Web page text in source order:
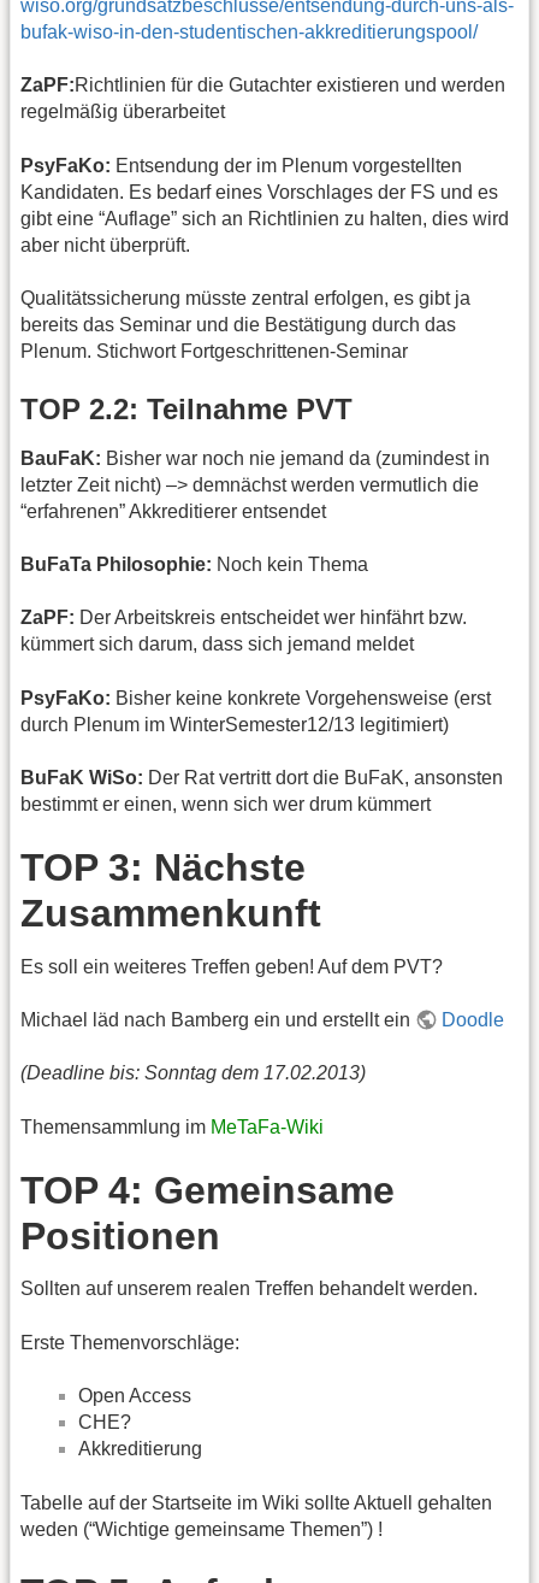
wiso.org/grundsatzbeschlusse/entsendung-durch-uns-als-
bufak-wiso-in-den-studentischen-akkreditierungspool/
ZaPF:Richtlinien für die Gutachter existieren und werden
regelmäßig überarbeitet
PsyFaKo: Entsendung der im Plenum vorgestellten
Kandidaten. Es bedarf eines Vorschlages der FS und es
gibt eine “Auflage” sich an Richtlinien zu halten, dies wird
aber nicht überprüft.
Qualitätssicherung müsste zentral erfolgen, es gibt ja
bereits das Seminar und die Bestätigung durch das
Plenum. Stichwort Fortgeschrittenen-Seminar
TOP 2.2: Teilnahme PVT
BauFaK: Bisher war noch nie jemand da (zumindest in
letzter Zeit nicht) –> demnächst werden vermutlich die
“erfahrenen” Akkreditierer entsendet
BuFaTa Philosophie: Noch kein Thema
ZaPF: Der Arbeitskreis entscheidet wer hinfährt bzw.
kümmert sich darum, dass sich jemand meldet
PsyFaKo: Bisher keine konkrete Vorgehensweise (erst
durch Plenum im WinterSemester12/13 legitimiert)
BuFaK WiSo: Der Rat vertritt dort die BuFaK, ansonsten
bestimmt er einen, wenn sich wer drum kümmert
TOP 3: Nächste
Zusammenkunft
Es soll ein weiteres Treffen geben! Auf dem PVT?
Michael läd nach Bamberg ein und erstellt ein Doodle
(Deadline bis: Sonntag dem 17.02.2013)
Themensammlung im MeTaFa-Wiki
TOP 4: Gemeinsame
Positionen
Sollten auf unserem realen Treffen behandelt werden.
Erste Themenvorschläge:
Open Access
CHE?
Akkreditierung
Tabelle auf der Startseite im Wiki sollte Aktuell gehalten
weden (“Wichtige gemeinsame Themen”) !